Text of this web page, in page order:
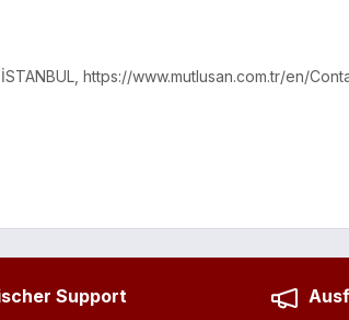
https://www.mutlusan.com.tr/en/
Support